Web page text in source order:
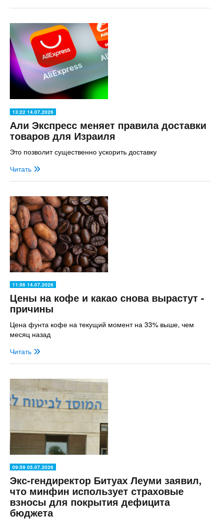
13:22 14.07.2026
Али Экспресс меняет правила доставки
товаров для Израиля
Это позволит существенно ускорить доставку
Читать
11:56 14.07.2026
Цены на кофе и какао снова вырастут -
причины
Цена фунта кофе на текущий момент на 33% выше, чем
месяц назад
Читать
09:59 05.07.2026
Экс-гендиректор Битуах Леуми заявил,
что минфин использует страховые
взносы для покрытия дефицита
бюджета